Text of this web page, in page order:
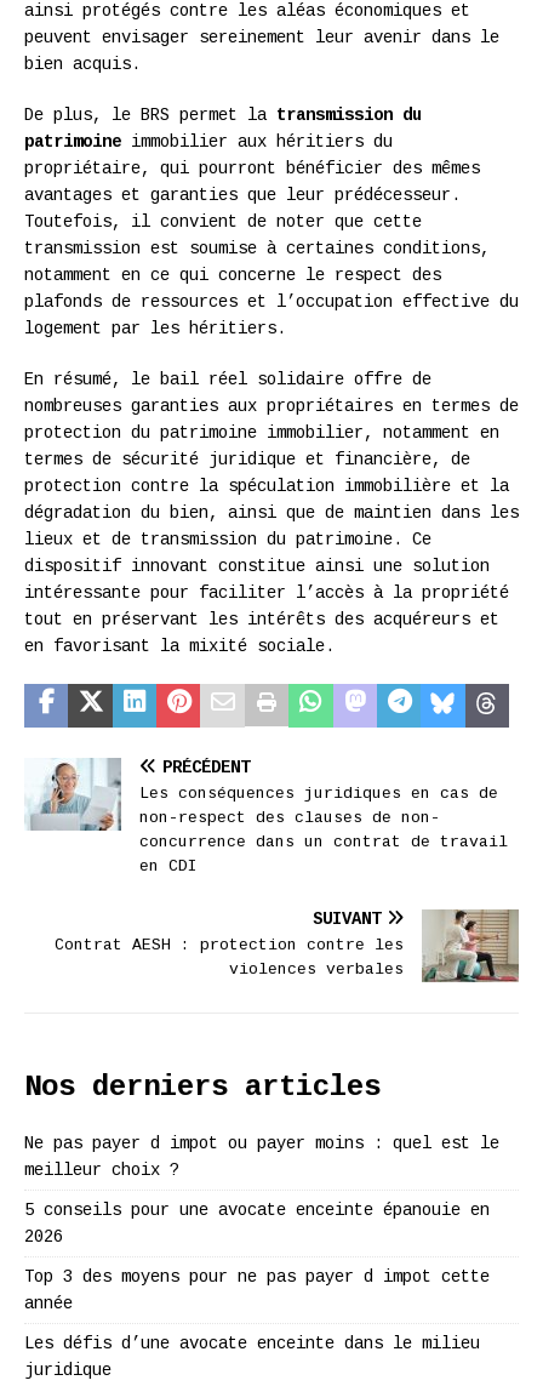
ainsi protégés contre les aléas économiques et
peuvent envisager sereinement leur avenir dans le
bien acquis.
De plus, le BRS permet la transmission du
patrimoine immobilier aux héritiers du
propriétaire, qui pourront bénéficier des mêmes
avantages et garanties que leur prédécesseur.
Toutefois, il convient de noter que cette
transmission est soumise à certaines conditions,
notamment en ce qui concerne le respect des
plafonds de ressources et l’occupation effective du
logement par les héritiers.
En résumé, le bail réel solidaire offre de
nombreuses garanties aux propriétaires en termes de
protection du patrimoine immobilier, notamment en
termes de sécurité juridique et financière, de
protection contre la spéculation immobilière et la
dégradation du bien, ainsi que de maintien dans les
lieux et de transmission du patrimoine. Ce
dispositif innovant constitue ainsi une solution
intéressante pour faciliter l’accès à la propriété
tout en préservant les intérêts des acquéreurs et
en favorisant la mixité sociale.
PRÉCÉDENT
Les conséquences juridiques en cas de
non-respect des clauses de non-
concurrence dans un contrat de travail
en CDI
SUIVANT
Contrat AESH : protection contre les
violences verbales
Nos derniers articles
Ne pas payer d impot ou payer moins : quel est le
meilleur choix ?
5 conseils pour une avocate enceinte épanouie en
2026
Top 3 des moyens pour ne pas payer d impot cette
année
Les défis d’une avocate enceinte dans le milieu
juridique